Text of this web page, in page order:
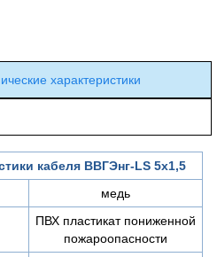
характеристики
кабеля ВВГЭнг-LS 5х1,5
медь
ПВХ пластикат пониженной
пожароопасности